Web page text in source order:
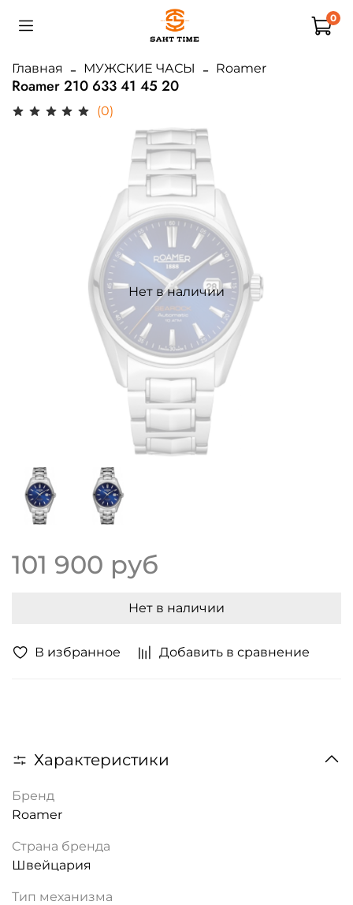
0
Главная МУЖСКИЕ ЧАСЫ Roamer
Roamer 210 633 41 45 20
(0)
В избранное Добавить в сравнение
Нет в наличии
101 900 руб
Нет в наличии
Характеристики
Бренд
Roamer
Страна бренда
Швейцария
Тип механизма